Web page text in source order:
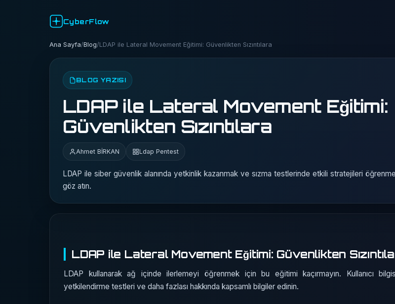
CyberFlow
Ana Sayfa/Blog/LDAP ile Lateral Movement Eğitimi: Güvenlikten Sızıntılara
BLOG YAZISI
LDAP ile Lateral Movement Eğitimi:
Güvenlikten Sızıntılara
Ahmet BİRKAN Ldap Pentest
LDAP ile siber güvenlik alanında yetkinlik kazanmak ve sızma testlerinde etkili stratejileri
göz atın.
LDAP ile Lateral Movement Eğitimi: Güvenlikten
LDAP kullanarak ağ içinde ilerlemeyi öğrenmek için bu eğitimi kaçırmayın. Kullanıcı
yetkilendirme testleri ve daha fazlası hakkında kapsamlı bilgiler edinin.